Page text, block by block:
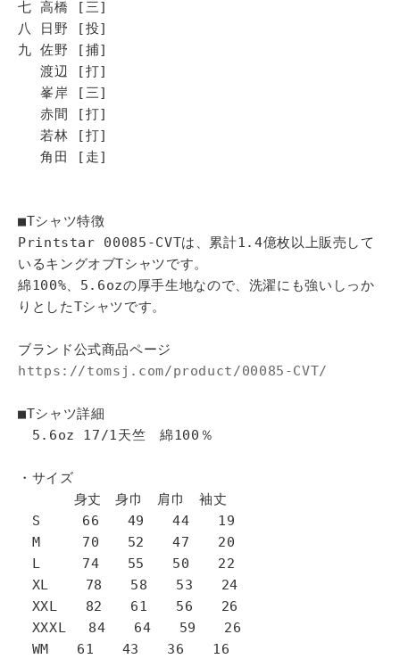
七 高橋 [三]
八 日野 [投]
九 佐野 [捕]
渡辺 [打]
峯岸 [三]
赤間 [打]
若林 [打]
角田 [走]
■Tシャツ特徴
Printstar 00085-CVTは、累計1.4億枚以上販売して
いるキングオブTシャツです。
綿100%、5.6ozの厚手生地なので、洗濯にも強いしっか
りとしたTシャツです。
ブランド公式商品ページ
https://tomsj.com/product/00085-CVT/
■Tシャツ詳細
5.6oz 17/1天竺 綿100％
・サイズ
身丈 身巾 肩巾 袖丈
S 66 49 44 19
M 70 52 47 20
L 74 55 50 22
XL 78 58 53 24
XXL 82 61 56 26
XXXL 84 64 59 26
WM 61 43 36 16